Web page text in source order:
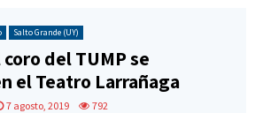
Salto Grande (UY)
del TUMP se
el Teatro Larrañaga
7 agosto, 2019 792